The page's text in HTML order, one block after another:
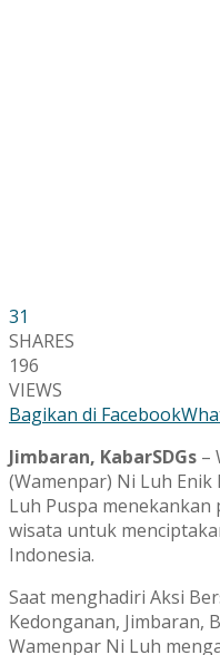
31
SHARES
196
VIEWS
Bagikan di Facebook
Jimbaran, KabarSDGs –
(Wamenpar) Ni Luh
Luh Puspa
wisata untuk
Indonesia.
Saat menghadiri Aksi
Kedonganan, Jimbaran,
Wamenpar Ni Luh